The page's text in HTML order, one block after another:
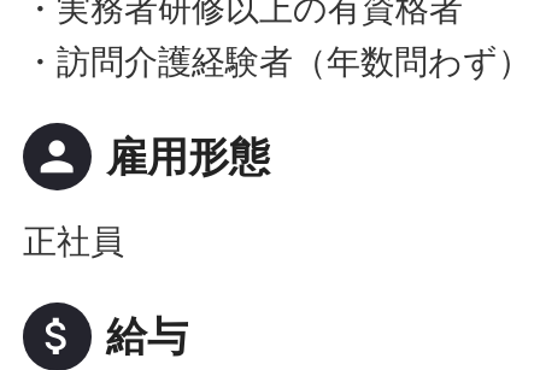
・実務者研修以上の有資格者
・訪問介護経験者（年数問わず）
person 雇用形態
正社員
attach_money 給与